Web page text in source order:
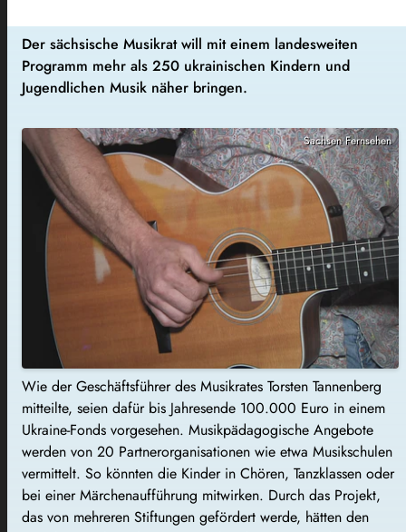
Der sächsische Musikrat will mit einem landesweiten
Programm mehr als 250 ukrainischen Kindern und
Jugendlichen Musik näher bringen.
Sachsen Fernsehen
Wie der Geschäftsführer des Musikrates Torsten Tannenberg
mitteilte, seien dafür bis Jahresende 100.000 Euro in einem
Ukraine-Fonds vorgesehen. Musikpädagogische Angebote
werden von 20 Partnerorganisationen wie etwa Musikschulen
vermittelt. So könnten die Kinder in Chören, Tanzklassen oder
bei einer Märchenaufführung mitwirken. Durch das Projekt,
das von mehreren Stiftungen gefördert werde, hätten den